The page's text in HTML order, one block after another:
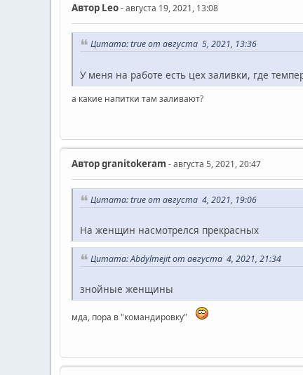
Автор Leo- августа 19, 2021, 13:08
Цитата: true от августа 5, 2021, 13:36
У меня на работе есть цех заливки, где
а какие напитки там заливают?
Авторgranitokeram - августа 5, 2021, 20:47
Цитата: true от августа 4, 2021, 19:06
На женщин насмотрелся прекрасных
Цитата: Abdylmejit от августа 4, 2021, 21:34
знойные женщины
мда, пора в "командировку"